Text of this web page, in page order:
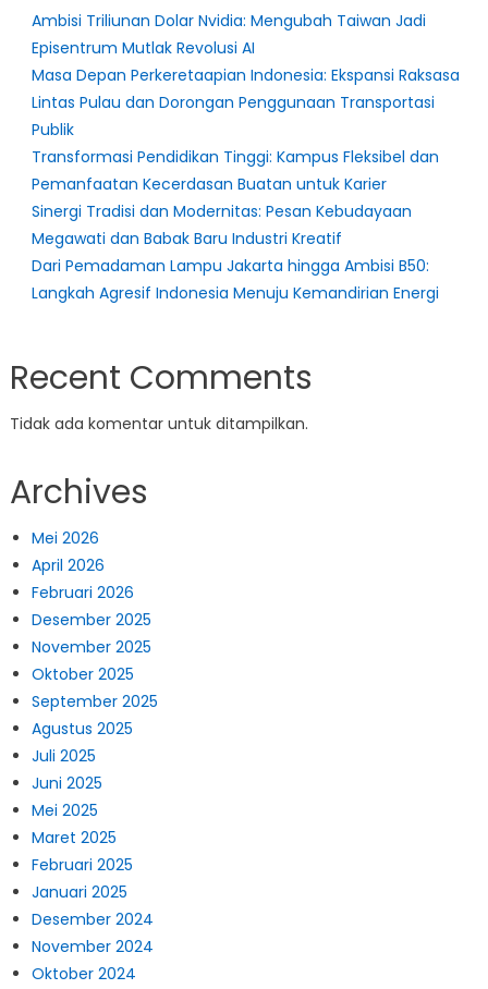
“Fight
My
Way”
Ambisi Triliunan Dolar Nvidia: Mengubah Taiwan Jadi
Episentrum Mutlak Revolusi AI
Masa Depan Perkeretaapian Indonesia: Ekspansi Raksasa
Lintas Pulau dan Dorongan Penggunaan Transportasi
Publik
Transformasi Pendidikan Tinggi: Kampus Fleksibel dan
Pemanfaatan Kecerdasan Buatan untuk Karier
Sinergi Tradisi dan Modernitas: Pesan Kebudayaan
Megawati dan Babak Baru Industri Kreatif
Dari Pemadaman Lampu Jakarta hingga Ambisi B50:
Langkah Agresif Indonesia Menuju Kemandirian Energi
Recent Comments
Tidak ada komentar untuk ditampilkan.
Archives
Mei 2026
April 2026
Februari 2026
Desember 2025
November 2025
Oktober 2025
September 2025
Agustus 2025
Juli 2025
Juni 2025
Mei 2025
Maret 2025
Februari 2025
Januari 2025
Desember 2024
November 2024
Oktober 2024